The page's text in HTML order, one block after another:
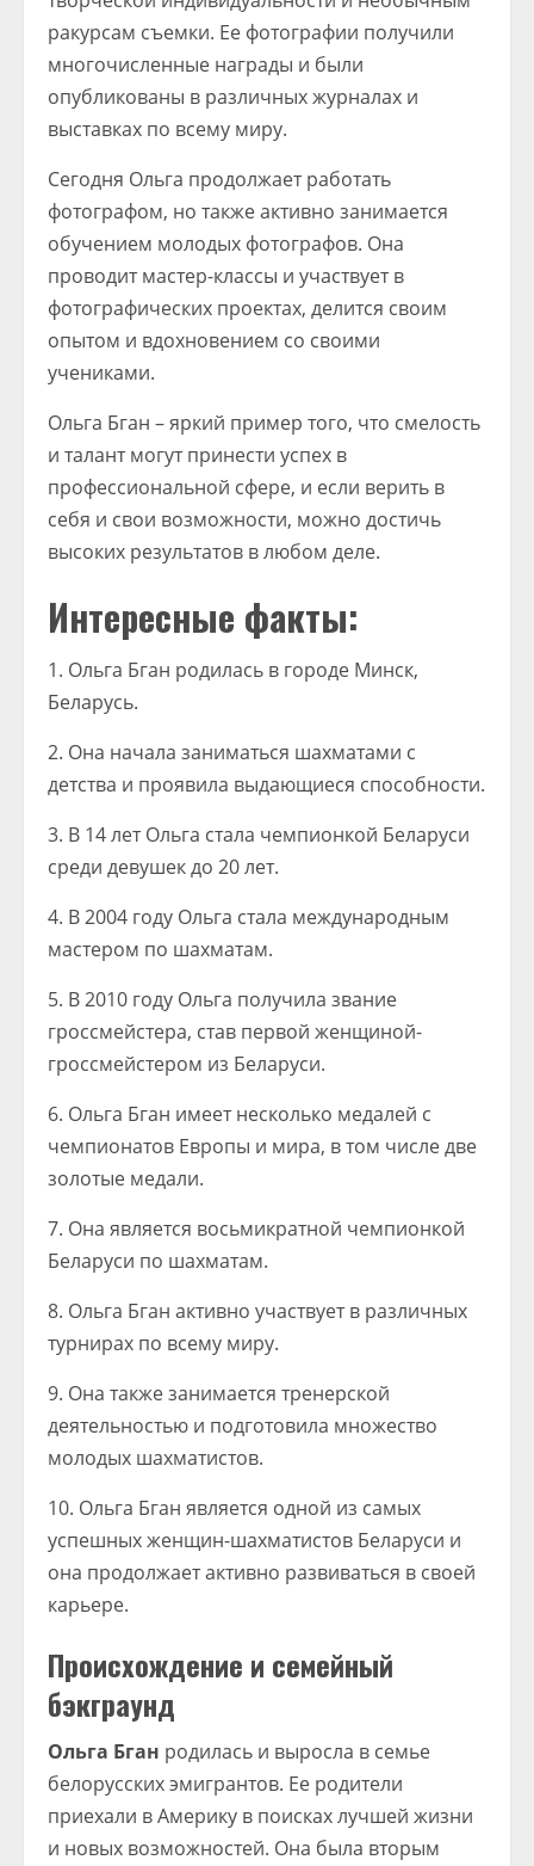
ракурсам съемки. Ее фотографии получили
многочисленные награды и были
опубликованы в различных журналах и
выставках по всему миру.
Сегодня Ольга продолжает работать
фотографом, но также активно занимается
обучением молодых фотографов. Она
проводит мастер-классы и участвует в
фотографических проектах, делится своим
опытом и вдохновением со своими
учениками.
Ольга Бган – яркий пример того, что смелость
и талант могут принести успех в
профессиональной сфере, и если верить в
себя и свои возможности, можно достичь
высоких результатов в любом деле.
Интересные факты:
1. Ольга Бган родилась в городе Минск,
Беларусь.
2. Она начала заниматься шахматами с
детства и проявила выдающиеся способности.
3. В 14 лет Ольга стала чемпионкой Беларуси
среди девушек до 20 лет.
4. В 2004 году Ольга стала международным
мастером по шахматам.
5. В 2010 году Ольга получила звание
гроссмейстера, став первой женщиной-
гроссмейстером из Беларуси.
6. Ольга Бган имеет несколько медалей с
чемпионатов Европы и мира, в том числе две
золотые медали.
7. Она является восьмикратной чемпионкой
Беларуси по шахматам.
8. Ольга Бган активно участвует в различных
турнирах по всему миру.
9. Она также занимается тренерской
деятельностью и подготовила множество
молодых шахматистов.
10. Ольга Бган является одной из самых
успешных женщин-шахматистов Беларуси и
она продолжает активно развиваться в своей
карьере.
Происхождение и семейный
бэкграунд
Ольга Бган родилась и выросла в семье
белорусских эмигрантов. Ее родители
приехали в Америку в поисках лучшей жизни
и новых возможностей. Она была вторым